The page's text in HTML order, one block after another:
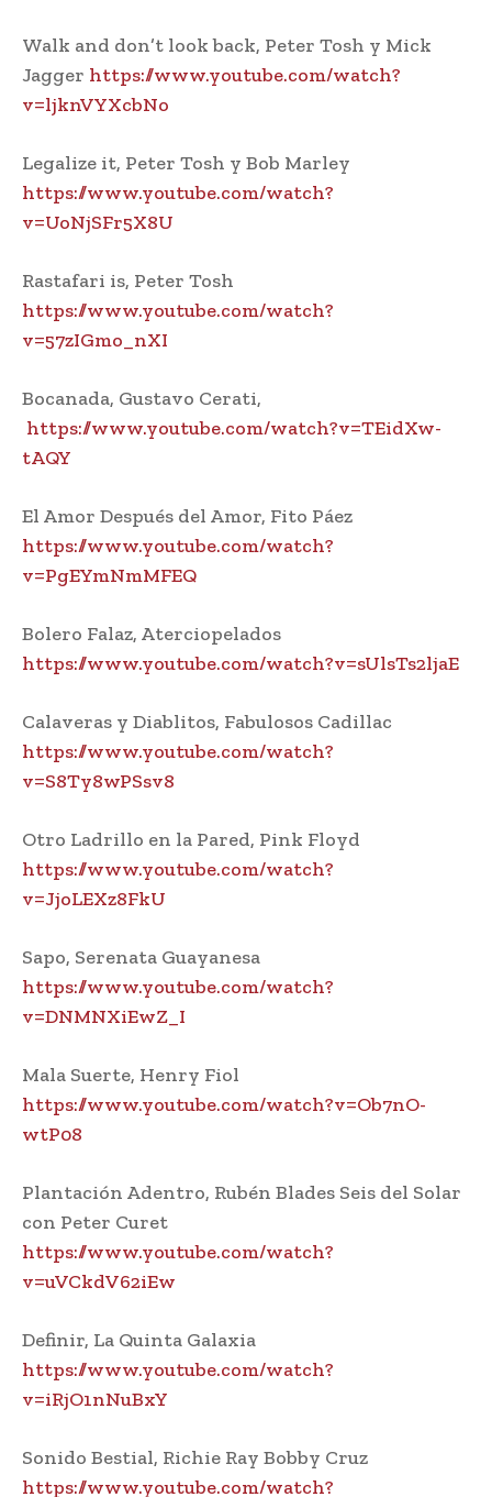
Walk and don’t look back, Peter Tosh y Mick
Jagger https://www.youtube.com/watch?
v=ljknVYXcbNo
Legalize it, Peter Tosh y Bob Marley
https://www.youtube.com/watch?
v=UoNjSFr5X8U
Rastafari is, Peter Tosh
https://www.youtube.com/watch?
v=57zIGmo_nXI
Bocanada, Gustavo Cerati,
https://www.youtube.com/watch?v=TEidXw-
tAQY
El Amor Después del Amor, Fito Páez
https://www.youtube.com/watch?
v=PgEYmNmMFEQ
Bolero Falaz, Aterciopelados
https://www.youtube.com/watch?v=sUlsTs2ljaE
Calaveras y Diablitos, Fabulosos Cadillac
https://www.youtube.com/watch?
v=S8Ty8wPSsv8
Otro Ladrillo en la Pared, Pink Floyd
https://www.youtube.com/watch?
v=JjoLEXz8FkU
Sapo, Serenata Guayanesa
https://www.youtube.com/watch?
v=DNMNXiEwZ_I
Mala Suerte, Henry Fiol
https://www.youtube.com/watch?v=Ob7nO-
wtP08
Plantación Adentro, Rubén Blades Seis del Solar
con Peter Curet
https://www.youtube.com/watch?
v=uVCkdV62iEw
Definir, La Quinta Galaxia
https://www.youtube.com/watch?
v=iRjO1nNuBxY
Sonido Bestial, Richie Ray Bobby Cruz
https://www.youtube.com/watch?